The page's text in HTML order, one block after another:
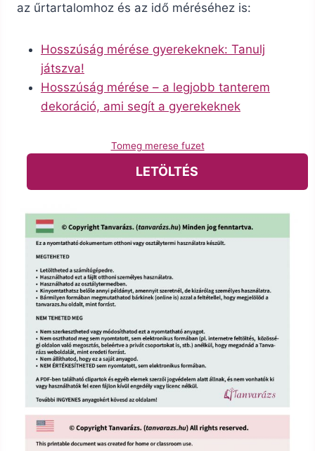
az űrtartalomhoz és az idő méréséhez is:
Hosszúság mérése gyerekeknek: Tanulj
játszva!
Hosszúság mérése – a legjobb tanterem
dekoráció, ami segít a gyerekeknek
Tomeg merese fuzet
LETÖLTÉS